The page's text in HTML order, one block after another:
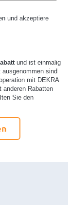
und akzeptiere
und ist einmalig
sind
mit DEKRA
anderen Rabatten
Sie den